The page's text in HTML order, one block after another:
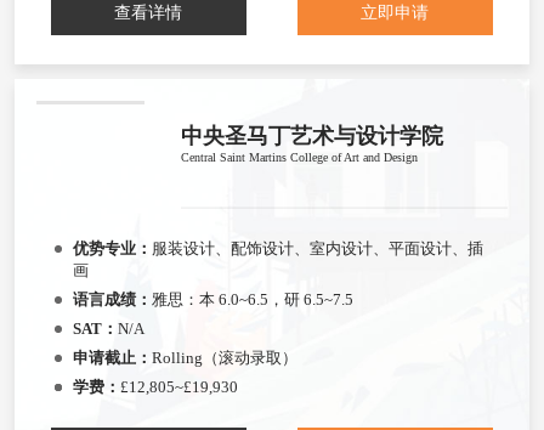
查看详情 立即申请
中央圣马丁艺术与设计学院
Central Saint Martins College of Art and Design
优势专业： 服装设计、配饰设计、室内设计、平面设计、插
画
语言成绩： 雅思：本 6.0~6.5，研 6.5~7.5
SAT： N/A
申请截止： Rolling（滚动录取）
学费： £12,805~£19,930